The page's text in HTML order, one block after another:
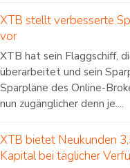
XTB stellt verbesserte
vor
XTB hat sein Flaggschiff,
überarbeitet und sein
Sparpläne des Online-
nun zugänglicher denn je....
XTB bietet Neukunden
Kapital bei täglicher